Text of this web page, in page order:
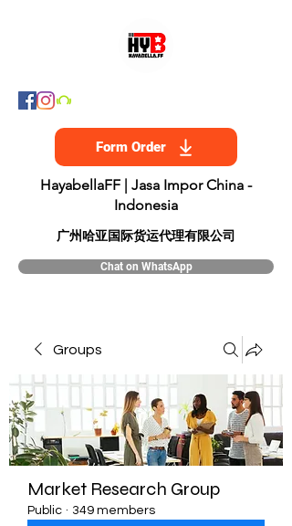
Form Order
HayabellaFF | Jasa Impor China -
Indonesia
​广州哈亚国际货运代理有限公司
Chat on WhatsApp
Groups
Market Research Group
Public · 349 members